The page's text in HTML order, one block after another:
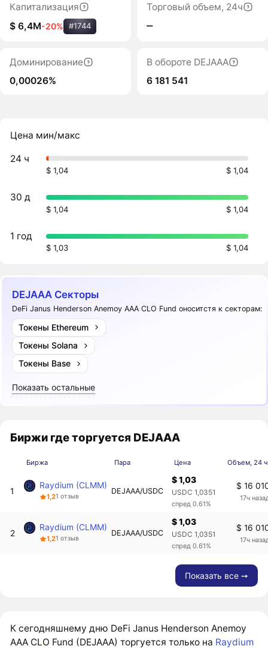
Капитализация
$ 6,4M-20% #1744
Торговый объем, 24ч
‒
Доминирование
0,00026%
В обороте DEJAAA
6 181 541
Цена мин/макс
24 ч
$ 1,04 $ 1,04
30 д
$ 1,04 $ 1,04
1 год
$ 1,03 $ 1,04
DEJAAA Секторы
DeFi Janus Henderson Anemoy AAA CLO Fund оноситстя к секторам:
Токены Ethereum
Токены Solana
Токены Base
Показать остальные
Биржи где торгуется DEJAAA
Биржа Пара Цена Объем, 24 ч
1
Raydium (CLMM)
1,21 отзыв
DEJAAA/USDC
$ 1,03
USDC 1,0351
спред 0.61%
$ 16
17ч
2
Raydium (CLMM)
1,21 отзыв
DEJAAA/USDC
$ 1,03
USDC 1,0351
спред 0.61%
$ 16
17ч
Показать все ➙
К сегодняшнему дню DeFi Janus Henderson Anemoy
AAA CLO Fund (DEJAAA) торгуется только на Raydium